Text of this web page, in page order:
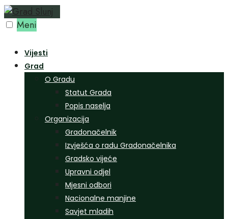
Preskoči
na Meni
Vijesti
Grad
O Gradu
Statut Grada
Popis naselja
Organizacija
Gradonačelnik
Izvješća o radu Gradonačelnika
Gradsko vijeće
Upravni odjel
Mjesni odbori
Nacionalne manjine
Savjet mladih